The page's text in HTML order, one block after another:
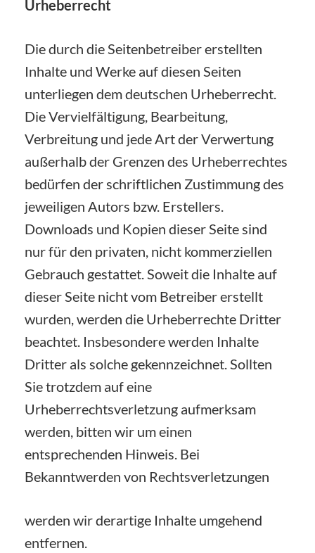
Urheberrecht
Die durch die Seitenbetreiber erstellten
Inhalte und Werke auf diesen Seiten
unterliegen dem deutschen Urheberrecht.
Die Vervielfältigung, Bearbeitung,
Verbreitung und jede Art der Verwertung
außerhalb der Grenzen des Urheberrechtes
bedürfen der schriftlichen Zustimmung des
jeweiligen Autors bzw. Erstellers.
Downloads und Kopien dieser Seite sind
nur für den privaten, nicht kommerziellen
Gebrauch gestattet. Soweit die Inhalte auf
dieser Seite nicht vom Betreiber erstellt
wurden, werden die Urheberrechte Dritter
beachtet. Insbesondere werden Inhalte
Dritter als solche gekennzeichnet. Sollten
Sie trotzdem auf eine
Urheberrechtsverletzung aufmerksam
werden, bitten wir um einen
entsprechenden Hinweis. Bei
Bekanntwerden von Rechtsverletzungen
werden wir derartige Inhalte umgehend
entfernen.